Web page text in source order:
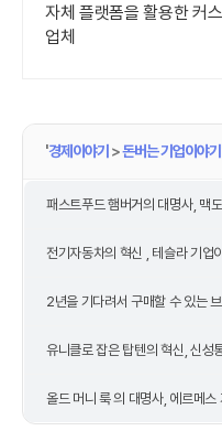
자체 플랫폼을 활용한 커
업체
'경제이야기 >돈버는 기업이야기
패스트푸드 햄버거의 대명사, 맥
전기자동차의 혁신 , 테슬라 기업
2년을 기다려서 구매할 수 있는
유니클로 잡은 탑텐의 혁신, 신성
올드 머니 룩 의 대명사, 에르메